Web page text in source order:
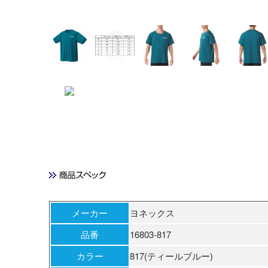
メーカー
ヨネックス
品番
16803-817
カラー
817(ティールブルー)